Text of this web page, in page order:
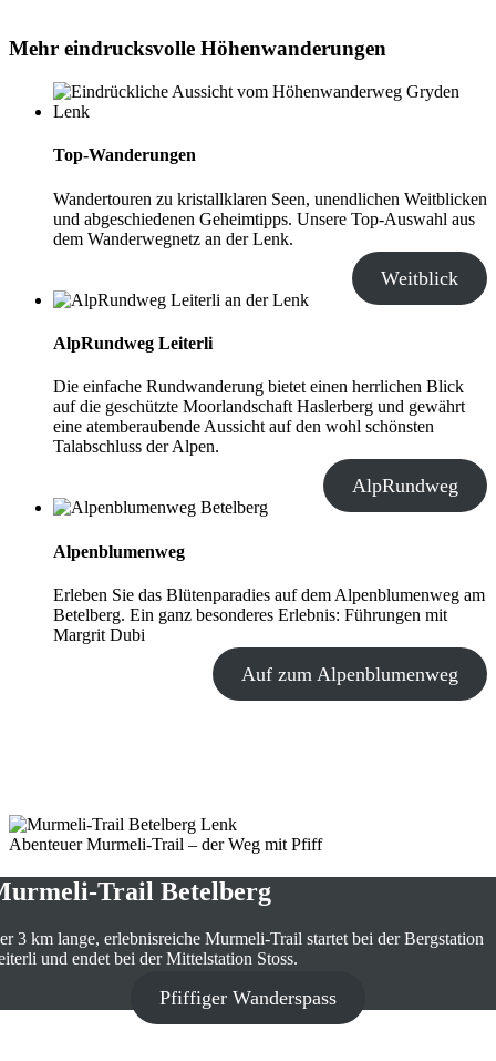
Mehr eindrucksvolle Höhenwanderungen
Top-Wanderungen
Wandertouren zu kristallklaren Seen, unendlichen Weitblicken
und abgeschiedenen Geheimtipps. Unsere Top-Auswahl aus
dem Wanderwegnetz an der Lenk.
Weitblick
AlpRundweg Leiterli
Die einfache Rundwanderung bietet einen herrlichen Blick
auf die geschützte Moorlandschaft Haslerberg und gewährt
eine atemberaubende Aussicht auf den wohl schönsten
Talabschluss der Alpen.
AlpRundweg
Alpenblumenweg
Erleben Sie das Blütenparadies auf dem Alpenblumenweg am
Betelberg. Ein ganz besonderes Erlebnis: Führungen mit
Margrit Dubi
Auf zum Alpenblumenweg
Abenteuer Murmeli-Trail – der Weg mit Pfiff
Trail Betelberg
3 km lange, erlebnisreiche Murmeli-Trail startet bei der Bergstation
und endet bei der Mittelstation Stoss.
Pfiffiger Wanderspass